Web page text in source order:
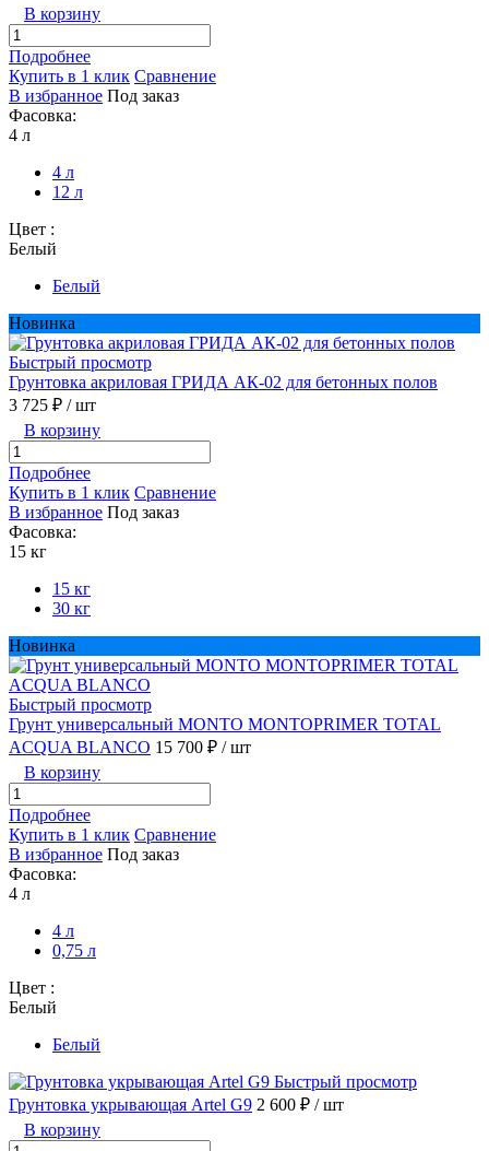
В корзину
Подробнее
Купить в 1 клик Сравнение
В избранное Под заказ
Фасовка:
4 л
4 л
12 л
Цвет :
Белый
Белый
Новинка
Быстрый просмотр
Грунтовка акриловая ГРИДА АК-02 для бетонных полов
3 725 ₽ / шт
В корзину
Подробнее
Купить в 1 клик Сравнение
В избранное Под заказ
Фасовка:
15 кг
15 кг
30 кг
Новинка
Быстрый просмотр
Грунт универсальный MONTO MONTOPRIMER TOTAL
ACQUA BLANCO 15 700 ₽ / шт
В корзину
Подробнее
Купить в 1 клик Сравнение
В избранное Под заказ
Фасовка:
4 л
4 л
0,75 л
Цвет :
Белый
Белый
Быстрый просмотр
Грунтовка укрывающая Artel G9 2 600 ₽ / шт
В корзину